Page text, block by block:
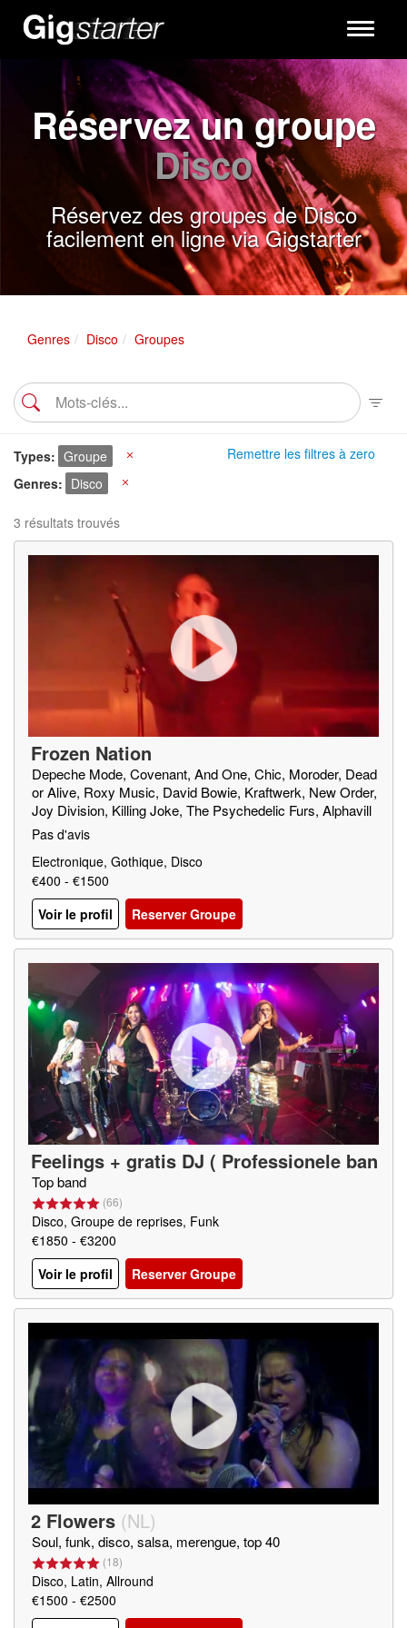
Toggle
Réservez un groupe
Disco
Réservez des groupes de Disco
facilement en ligne via Gigstarter
Genres Disco Groupes
Remettre les filtres à zero
Types Groupe
Genres
Disco
3 résultats trouvés
Frozen Nation
Depeche Mode, Covenant, And One, Chic, Moroder, Dead
or Alive, Roxy Music, David Bowie, Kraftwerk, New Order,
Joy Division, Killing Joke, The Psychedelic Furs, Alphavill
e, Bauhaus, Wolfsheim, Heaven 17, John Foxx
Pas d'avis
Electronique, Gothique, Disco
€400 - €1500
Voir le profil
Reserver Groupe
Feelings + gratis DJ ( Professionele ban
d )(NL)
Top band
(66)
Disco, Groupe de reprises, Funk
€1850 - €3200
Voir le profil
Reserver Groupe
2 Flowers (NL)
Soul, funk, disco, salsa, merengue, top 40
(18)
Disco, Latin, Allround
€1500 - €2500